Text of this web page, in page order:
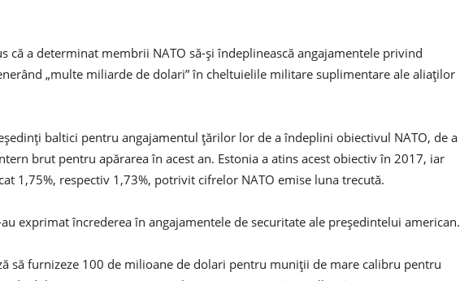
că a determinat membrii NATO să-și îndeplinească angajamentele privind
„multe miliarde de dolari” în cheltuielile militare suplimentare ale aliaților
baltici pentru angajamentul țărilor lor de a îndeplini obiectivul NATO, de a
brut pentru apărarea în acest an. Estonia a atins acest obiectiv în 2017, iar
1,75%, respectiv 1,73%, potrivit cifrelor NATO emise luna trecută.
exprimat încrederea în angajamentele de securitate ale președintelui american.
să furnizeze 100 de milioane de dolari pentru muniții de mare calibru pentru